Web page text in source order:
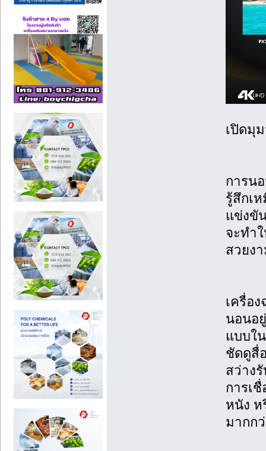
เปิดมุ
การน
รู้สึกเ
แข่งขั
จะทำ
สวยง
เครื่อ
นอนอ
แบบใ
ชัดดูสื่
สว่าง
การเ
หนัง ห
มากก